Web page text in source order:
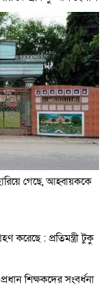
গেছে, আহ্বায়ককে
করেছে : প্রতিমন্ত্রী টুকু
শিক্ষকদের সংবর্ধনা